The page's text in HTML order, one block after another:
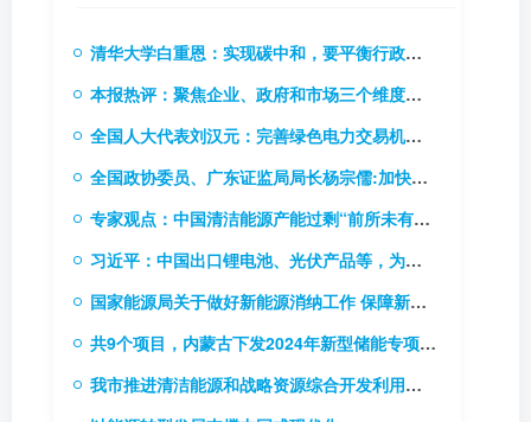
清华大学白重恩：实现碳中和，要平衡行政手段和价格手段
本报热评：聚焦企业、政府和市场三个维度，推动碳市场能力建设
全国人大代表刘汉元：完善绿色电力交易机制，扩大绿电交易试点
全国政协委员、广东证监局局长杨宗儒:加快推进碳市场立法进程 研究推出碳排放权期货
专家观点：中国清洁能源产能过剩“前所未有”！
习近平：中国出口锂电池、光伏产品等，为全球应对气候变化和绿色低碳转型作出巨大贡献
国家能源局关于做好新能源消纳工作 保障新能源高质量发展的通知
共9个项目，内蒙古下发2024年新型储能专项行动实施项目清单
我市推进清洁能源和战略资源综合开发利用基地建设